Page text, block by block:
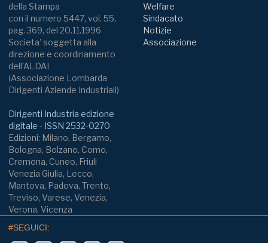
della Stampa
con il numero 5447, vol. 55,
pag. 369, del 20.11.1996
Societa' soggetta alla
direzione e coordinamento
dell'ALDAI
(Associazione Lombarda
Dirigenti Aziende Industriali)
Dirigenti Industria edizione
digitale - ISSN 2532-0270
Edizioni: Milano, Bergamo,
Bologna, Bolzano, Como,
Cremona, Cuneo, Friuli
Venezia Giulia, Lecco,
Mantova, Padova, Trento,
Treviso, Varese, Venezia,
Verona, Vicenza
Welfare
Sindacato
Notizie
Associazione
#SEGUICI: